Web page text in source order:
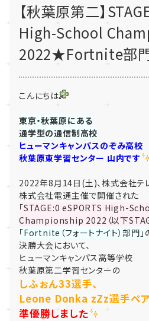
【秋葉原第二】
High-School
2022★Fortnite部
こんにちは
東京・秋葉原にある
通学型の通信制高校
ヒューマンキャンパスのぞみ高校
秋葉原東学習センター 山内です
2022年8月14日(土)、株式会社テ
株式会社電通主催で開催された
「STAGE:0 eSPORTS High-
Championship 2022（以下
「Fortnite（フォートナイト）部門」
決勝大会において、
ヒューマンキャンパス高等学校
秋葉原第二学習センターの
しふぉん33選手、
Leone Donka zZz選手ペ
準優勝しました